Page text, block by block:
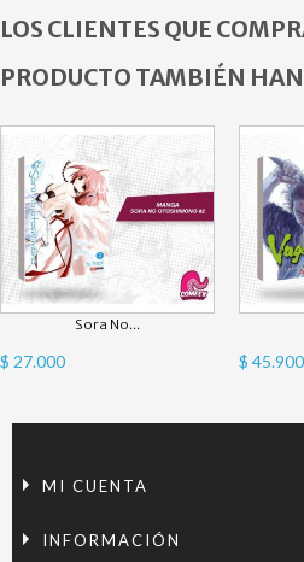
LOS CLIENTES QUE
PRODUCTO TAMBIÉN
Sora No...
$ 27.000 $ 45.900
MI CUENTA
INFORMACIÓN